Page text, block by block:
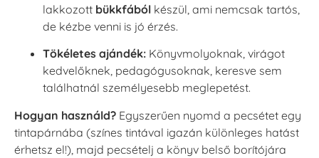
lakkozott bükkfából készül, ami nemcsak tartós,
de kézbe venni is jó érzés.
Tökéletes ajándék: Könyvmolyoknak, virágot
kedvelőknek, pedagógusoknak, keresve sem
találhatnál személyesebb meglepetést.
Hogyan használd? Egyszerűen nyomd a pecsétet egy
tintapárnába (színes tintával igazán különleges hatást
érhetsz el!), majd pecsételj a könyv belső borítójára